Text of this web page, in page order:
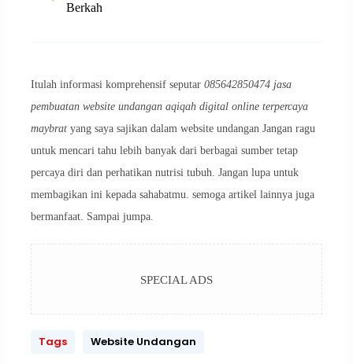
Berkah
Itulah informasi komprehensif seputar 085642850474 jasa
pembuatan website undangan aqiqah digital online terpercaya
maybratyang saya sajikan dalam website undangan Jangan ragu
untuk mencari tahu lebih banyak dari berbagai sumber tetap
percaya diri dan perhatikan nutrisi tubuh. Jangan lupa untuk
membagikan ini kepada sahabatmu. semoga artikel lainnya juga
bermanfaat. Sampai jumpa.
SPECIAL ADS
Tags Website Undangan